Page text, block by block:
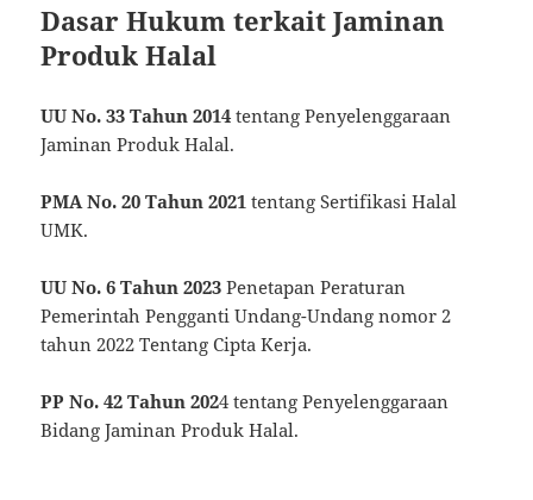
Dasar Hukum terkait Jaminan
Produk Halal
UU No. 33 Tahun 2014 tentang Penyelenggaraan
Jaminan Produk Halal.
PMA No. 20 Tahun 2021tentang Sertifikasi Halal
UMK.
UU No. 6 Tahun 2023 Penetapan Peraturan
Pemerintah Pengganti Undang-Undang nomor 2
tahun 2022 Tentang Cipta Kerja.
PP No. 42 Tahun 2024 tentang Penyelenggaraan
Bidang Jaminan Produk Halal.